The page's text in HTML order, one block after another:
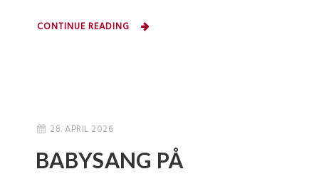
CONTINUE READING
28. APRIL 2026
BABYSANG PÅ